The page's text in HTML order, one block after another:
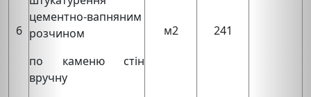
6
цементно-вапняним
розчином
по каменю стін
вручну
м2 241